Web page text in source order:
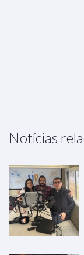
Notícias